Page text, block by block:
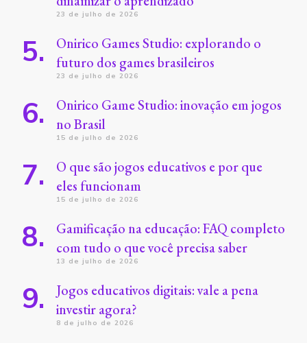
23 de julho de 2026
Onirico Games Studio: explorando o
futuro dos games brasileiros
23 de julho de 2026
Onirico Game Studio: inovação em jogos
no Brasil
15 de julho de 2026
O que são jogos educativos e por que
eles funcionam
15 de julho de 2026
Gamificação na educação: FAQ completo
com tudo o que você precisa saber
13 de julho de 2026
Jogos educativos digitais: vale a pena
investir agora?
8 de julho de 2026